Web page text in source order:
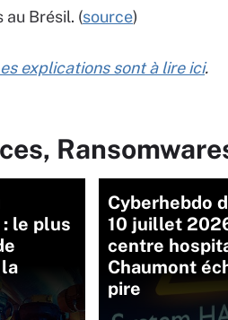
au Brésil. (source)
explications sont à lire ici.
le plus
Cyberhebdo
10 juillet
centre
Chaumont
pire